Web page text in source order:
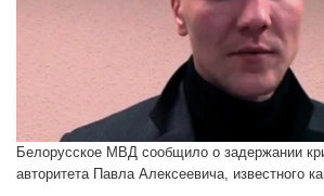
Белорусское МВД сообщило о задержании
авторитета Павла Алексеевича, известного